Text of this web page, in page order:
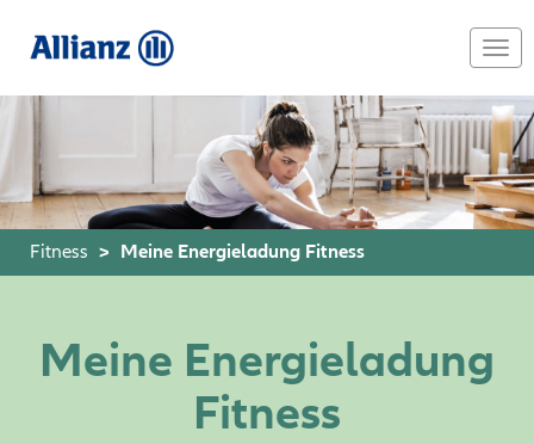
content
Fitness Meine Energieladung Fitness
Meine Energieladung
Fitness